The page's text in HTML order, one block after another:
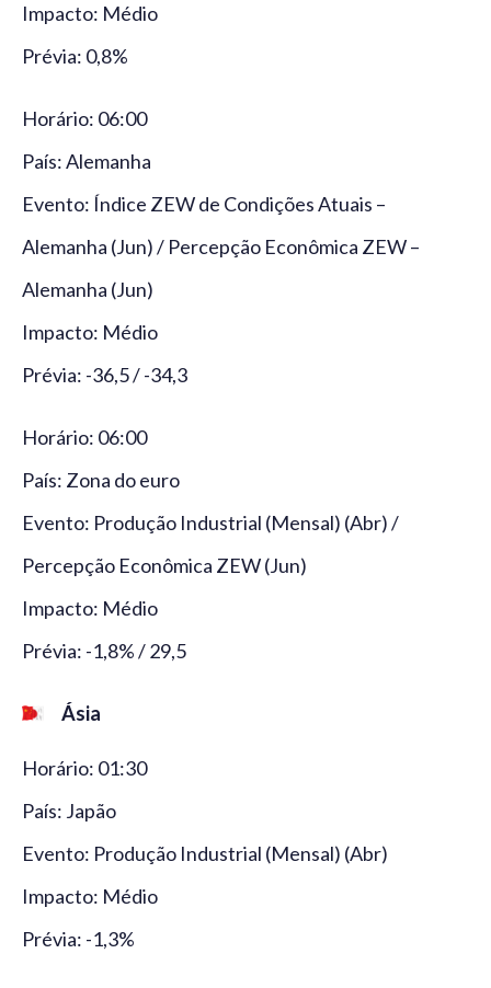
Impacto: Médio
Prévia: 0,8%
Horário: 06:00
País: Alemanha
Evento: Índice ZEW de Condições Atuais –
Alemanha (Jun) / Percepção Econômica ZEW –
Alemanha (Jun)
Impacto: Médio
Prévia: -36,5 / -34,3
Horário: 06:00
País: Zona do euro
Evento: Produção Industrial (Mensal) (Abr) /
Percepção Econômica ZEW (Jun)
Impacto: Médio
Prévia: -1,8% / 29,5
Ásia
Horário: 01:30
País: Japão
Evento: Produção Industrial (Mensal) (Abr)
Impacto: Médio
Prévia: -1,3%